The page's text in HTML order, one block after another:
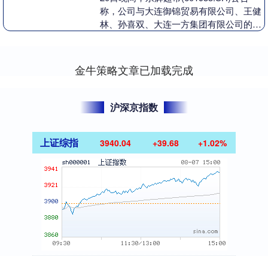
称，公司与大连御锦贸易有限公司、王健
林、孙喜双、大连一方集团有限公司的仲
金牛策略文章已加载完成
沪深京指数
上证综指 3940.04 +39.68 +1.02%